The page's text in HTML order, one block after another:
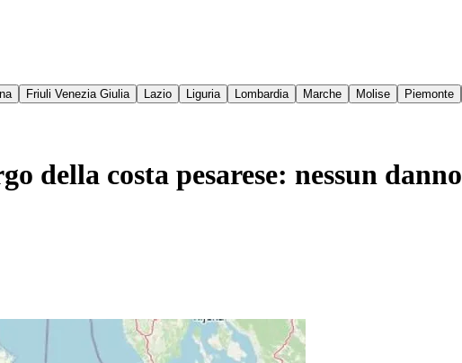
Friuli Venezia Giulia Lazio Liguria Lombardia Marche Molise Piemonte
della costa pesarese: nessun danno